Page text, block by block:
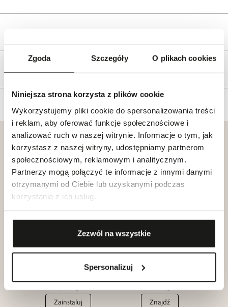
Zgoda Szczegóły O plikach cookies
Niniejsza strona korzysta z plików cookie
Wykorzystujemy pliki cookie do spersonalizowania treści
i reklam, aby oferować funkcje społecznościowe i
analizować ruch w naszej witrynie. Informacje o tym, jak
korzystasz z naszej witryny, udostępniamy partnerom
społecznościowym, reklamowym i analitycznym.
Partnerzy mogą połączyć te informacje z innymi danymi
otrzymanymi od Ciebie lub uzyskanymi podczas
korzystania z ich usług.
Zezwól na wszystkie
Spersonalizuj
Reklamacje i zwroty
Klub dla
Przyjaciół
Dołącz
Katalogi
Aplikacja
W.KRUK
Zainstaluj
Salony
W.KRUK
Znajdź